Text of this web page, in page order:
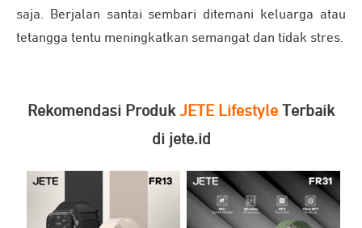
saja. Berjalan santai sembari ditemani keluarga atau
tetangga tentu meningkatkan semangat dan tidak stres.
Rekomendasi Produk JETE Lifestyle Terbaik
di jete.id